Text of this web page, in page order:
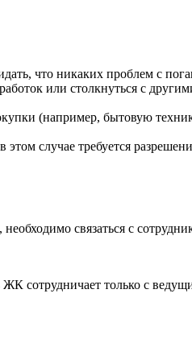
что никаких проблем с
или столкнуться с
(например, бытовую
случае требуется
связаться с
сотрудничает только с